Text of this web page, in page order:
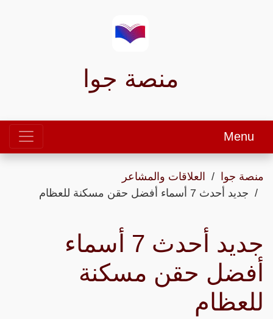
منصة جوا
Menu
منصة جوا
العلاقات والمشاعر
جديد أحدث 7 أسماء أفضل حقن مسكنة للعظام
جديد أحدث 7 أسماء
أفضل حقن مسكنة
للعظام